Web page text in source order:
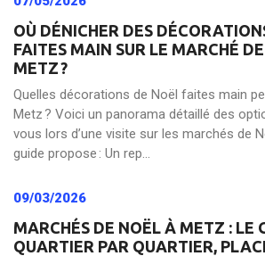
OÙ DÉNICHER DES
FAITES MAIN SUR LE MARCHÉ
METZ ?
Quelles décorations de Noël faites main
Metz ? Voici un panorama détaillé des
vous lors d’une visite sur les marchés de
guide propose : Un rep...
09/03/2026
MARCHÉS DE NOËL À METZ : LE
QUARTIER PAR QUARTIER,